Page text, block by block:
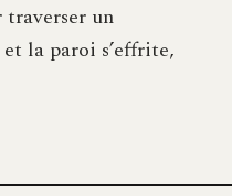
traverser un
la paroi s’effrite,